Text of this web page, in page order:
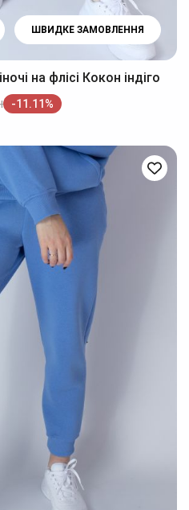
ШВИДКЕ ЗАМОВЛЕННЯ
на флісі Кокон індіго
-11.11%